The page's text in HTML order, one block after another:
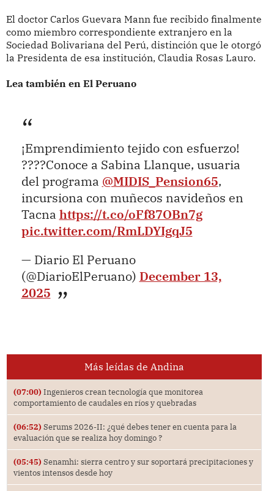
El doctor Carlos Guevara Mann fue recibido finalmente
como miembro correspondiente extranjero en la
Sociedad Bolivariana del Perú, distinción que le otorgó
la Presidenta de esa institución, Claudia Rosas Lauro.
Lea también en El Peruano
¡Emprendimiento tejido con esfuerzo!
????Conoce a Sabina Llanque, usuaria
del programa @MIDIS_Pension65,
incursiona con muñecos navideños en
Tacna https://t.co/oFf87OBn7g
pic.twitter.com/RmLDYIgqJ5
— Diario El Peruano
(@DiarioElPeruano) December 13,
2025
Más leídas de Andina
(07:00) Ingenieros crean tecnología que monitorea
comportamiento de caudales en ríos y quebradas
(06:52) Serums 2026-II: ¿qué debes tener en cuenta para la
evaluación que se realiza hoy domingo ?
(05:45) Senamhi: sierra centro y sur soportará precipitaciones y
vientos intensos desde hoy